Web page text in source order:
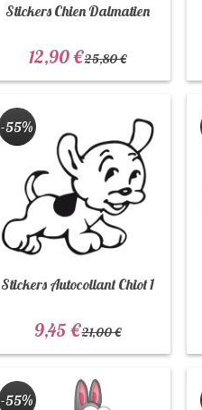
Stickers Chien Dalmatien
12,90 €25,80 €
Stickers Autocollant Chiot 1
-55%
9,45 €21,00 €
-55%